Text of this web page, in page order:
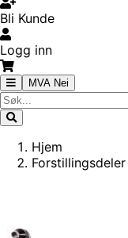
Bli Kunde
Logg inn
MVA Nei
Hjem
Forstillingsdeler